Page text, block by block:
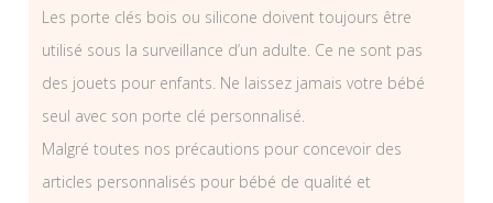
Les porte clés bois ou silicone doivent toujours être
utilisé sous la surveillance d’un adulte. Ce ne sont pas
des jouets pour enfants. Ne laissez jamais votre bébé
seul avec son porte clé personnalisé.
Malgré toutes nos précautions pour concevoir des
articles personnalisés pour bébé de qualité et